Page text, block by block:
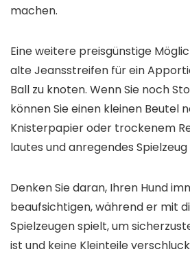
machen.
Eine weitere preisgünstige
alte Jeansstreifen für ein
Ball zu knoten. Wenn Sie noch
können Sie einen kleinen Beutel
Knisterpapier oder trockenem
lautes und anregendes
Denken Sie daran, Ihren Hund
beaufsichtigen, während er mit
Spielzeugen spielt, um
ist und keine Kleinteile